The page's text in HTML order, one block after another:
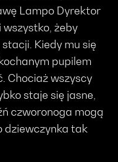
Lampo Dyrektor
żeby
Kiedy mu się
pupilem
Chociaż wszyscy
staje się jasne,
czworonoga mogą
dziewczynka tak